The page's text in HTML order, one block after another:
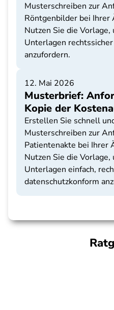
Musterschreiben zur
Röntgenbilder bei Ihrer
Nutzen Sie die Vorlage,
Unterlagen
anzufordern.
12. Mai 2026
Musterbrief:
Kopie der
Erstellen Sie schnell
Musterschreiben zur
Patientenakte bei Ihrer
Nutzen Sie die Vorlage,
Unterlagen einfach,
datenschutzkonform